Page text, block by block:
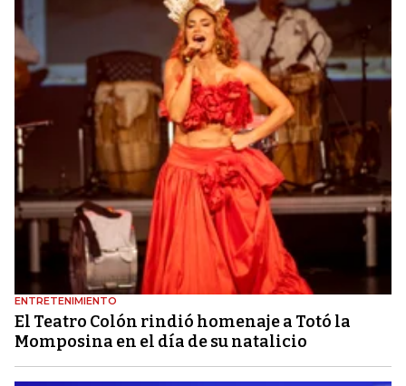
ENTRETENIMIENTO
El Teatro Colón rindió homenaje a Totó la
Momposina en el día de su natalicio